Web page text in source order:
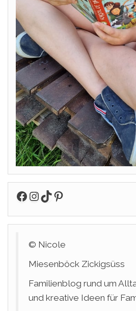
Facebook
Instagram
TikTok
Pinterest
© Nicole
Miesenböck Zickigsüss
Familienblog rund um
und kreative Ideen für